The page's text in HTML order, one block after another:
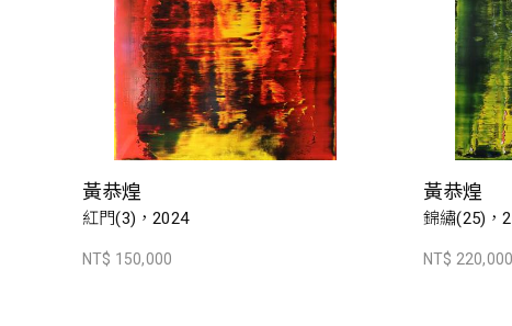
黃恭煌
紅門(3)，2024
NT$ 150,000
黃恭煌
錦繡(25)，
NT$ 220,000